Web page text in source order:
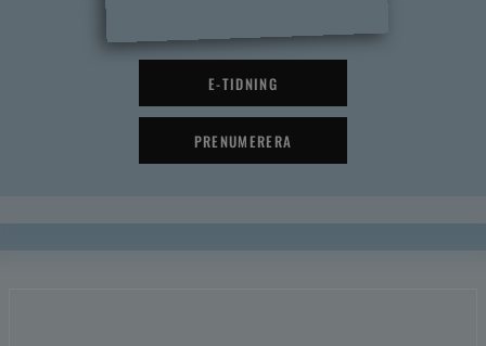
E-TIDNING
PRENUMERERA